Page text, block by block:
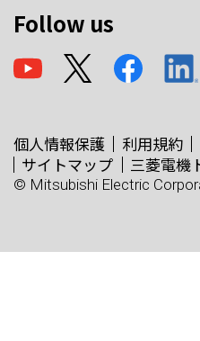
Follow us
個人情報保護 利用規約
サイトマップ
三菱電機
© Mitsubishi Electric